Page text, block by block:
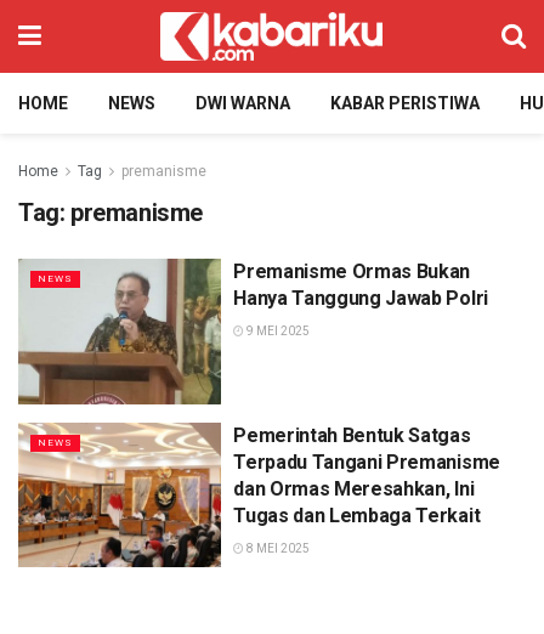
HOME NEWS DWI WARNA KABAR PERISTIWA
Home Tag premanisme
Tag: premanisme
NEWS
Premanisme Ormas Bukan
Hanya Tanggung Jawab Polri
9 MEI 2025
NEWS
Pemerintah Bentuk Satgas
Terpadu Tangani Premanisme
dan Ormas Meresahkan, Ini
Tugas dan Lembaga Terkait
8 MEI 2025